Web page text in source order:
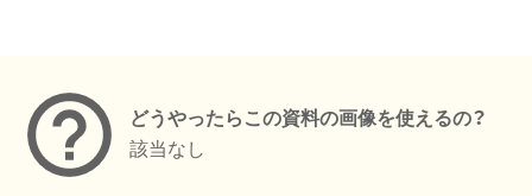
どうやったらこの資料の画像を使えるの？
該当なし